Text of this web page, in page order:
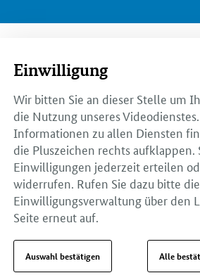
Einwilligung
Wir bitten Sie an dieser Stelle um
die Nutzung unseres
Informationen zu allen Diensten
die Pluszeichen rechts aufklappen.
Einwilligungen jederzeit erteilen
widerrufen. Rufen Sie dazu bitte
Einwilligungsverwaltung über den
Seite erneut auf.
Auswahl bestätigen Alle